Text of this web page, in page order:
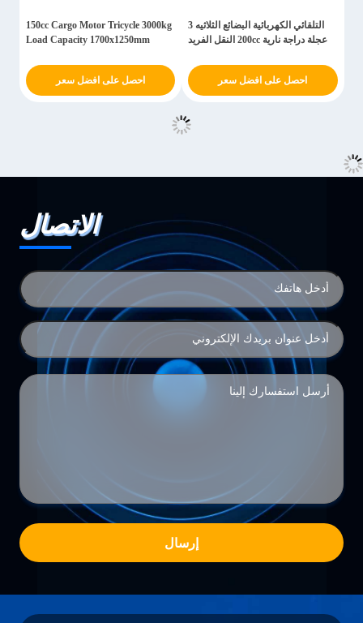
التلقائي الكهربائية البضائع الثلاثيه 3
عجلة دراجة نارية 200cc النقل الفريد
احصل على افضل سعر
150cc Cargo Motor Tricycle 3000kg
Load Capacity 1700x1250mm
احصل على افضل سعر
الاتصال
إرسال